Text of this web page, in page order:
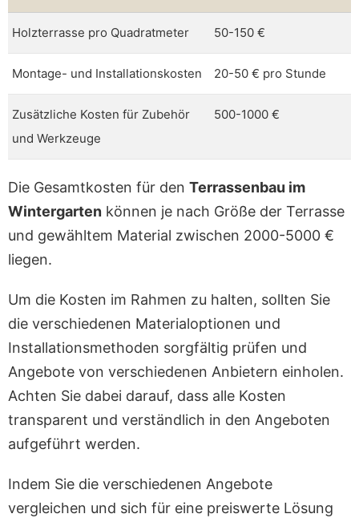
Holzterrasse pro Quadratmeter 50-150 €
Montage- und Installationskosten 20-50 € pro Stunde
Zusätzliche Kosten für Zubehör
und Werkzeuge
500-1000 €
Die Gesamtkosten für den Terrassenbau im
Wintergarten können je nach Größe der Terrasse
und gewähltem Material zwischen 2000-5000 €
liegen.
Um die Kosten im Rahmen zu halten, sollten Sie
die verschiedenen Materialoptionen und
Installationsmethoden sorgfältig prüfen und
Angebote von verschiedenen Anbietern einholen.
Achten Sie dabei darauf, dass alle Kosten
transparent und verständlich in den Angeboten
aufgeführt werden.
Indem Sie die verschiedenen Angebote
vergleichen und sich für eine preiswerte Lösung